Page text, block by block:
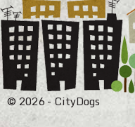
© 2026 - CityDogs